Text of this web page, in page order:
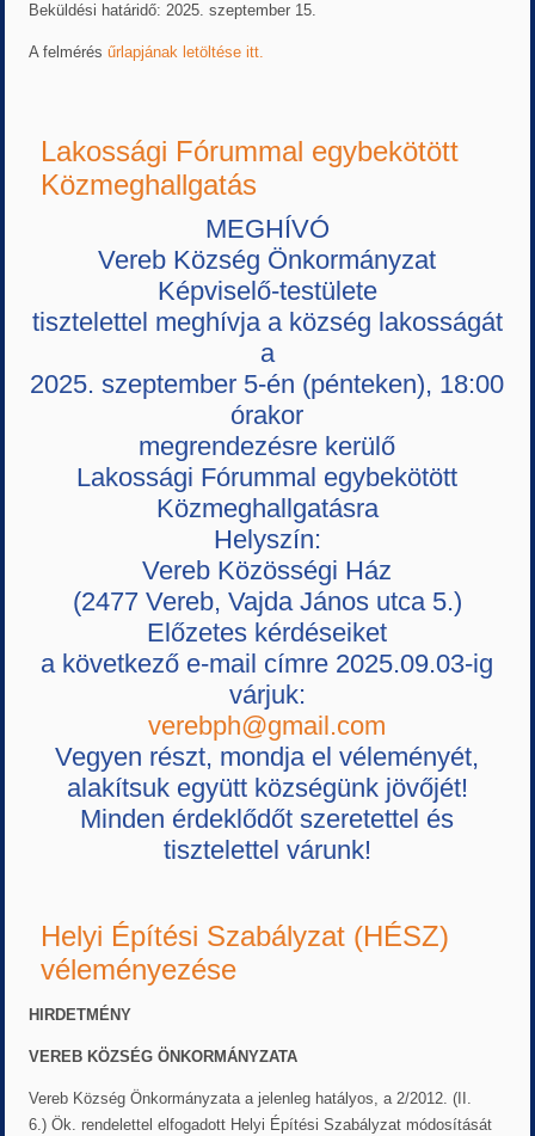
Beküldési határidő: 2025. szeptember 15.
A felmérésűrlapjának letöltése itt.
Lakossági Fórummal egybekötött
Közmeghallgatás
MEGHÍVÓ
Vereb Község Önkormányzat
Képviselő-testülete
tisztelettel meghívja a község lakosságát
a
2025. szeptember 5-én (pénteken), 18:00
órakor
megrendezésre kerülő
Lakossági Fórummal egybekötött
Közmeghallgatásra
Helyszín:
Vereb Közösségi Ház
(2477 Vereb, Vajda János utca 5.)
Előzetes kérdéseiket
a következő e-mail címre 2025.09.03-ig
várjuk:
verebph@gmail.com
Vegyen részt, mondja el véleményét,
alakítsuk együtt községünk jövőjét!
Minden érdeklődőt szeretettel és
tisztelettel várunk!
Helyi Építési Szabályzat (HÉSZ)
véleményezése
HIRDETMÉNY
VEREB KÖZSÉG ÖNKORMÁNYZATA
Vereb Község Önkormányzata a jelenleg hatályos, a 2/2012. (II.
6.) Ök. rendelettel elfogadott Helyi Építési Szabályzat módosítását